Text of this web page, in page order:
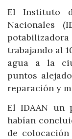
El Instituto
Nacionales
trabajando al
agua a la
puntos
reparación y
El IDAAN un
habían
de